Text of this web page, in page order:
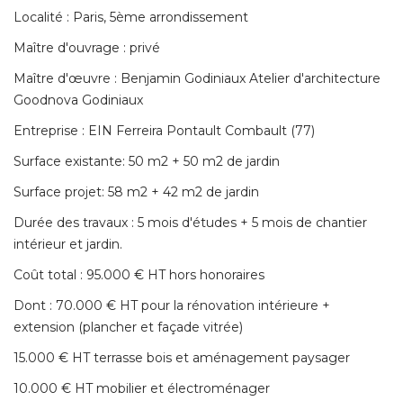
Localité : Paris, 5ème arrondissement
Maître d'ouvrage : privé
Maître d'œuvre : Benjamin Godiniaux Atelier d'architecture
Goodnova Godiniaux
Entreprise : EIN Ferreira Pontault Combault (77)
Surface existante: 50 m2 + 50 m2 de jardin
Surface projet: 58 m2 + 42 m2 de jardin
Durée des travaux : 5 mois d'études + 5 mois de chantier
intérieur et jardin.
Coût total : 95.000 € HT hors honoraires
Dont : 70.000 € HT pour la rénovation intérieure +
extension (plancher et façade vitrée)
15.000 € HT terrasse bois et aménagement paysager
10.000 € HT mobilier et électroménager